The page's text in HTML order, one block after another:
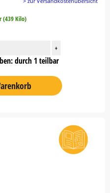
(439 Kilo)
+
durch 1 teilbar